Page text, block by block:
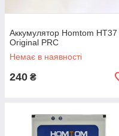
Аккумулятор Homtom HT37
Original PRC
Немає в наявності
240 ₴